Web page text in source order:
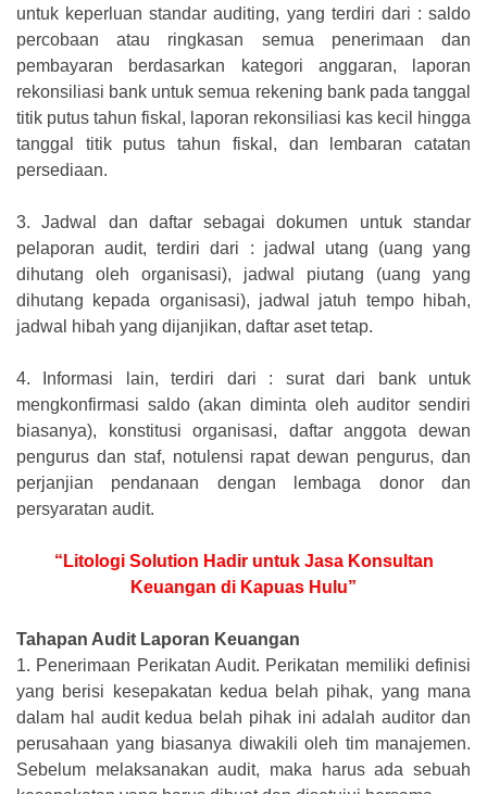
untuk keperluan standar auditing, yang terdiri dari : saldo
percobaan atau ringkasan semua penerimaan dan
pembayaran berdasarkan kategori anggaran, laporan
rekonsiliasi bank untuk semua rekening bank pada tanggal
titik putus tahun fiskal, laporan rekonsiliasi kas kecil hingga
tanggal titik putus tahun fiskal, dan lembaran catatan
persediaan.
3.
Jadwal dan daftar sebagai dokumen untuk standar
pelaporan audit, terdiri dari : jadwal utang (uang yang
dihutang oleh organisasi), jadwal piutang (uang yang
dihutang kepada organisasi), jadwal jatuh tempo hibah,
jadwal hibah yang dijanjikan, daftar aset tetap.
4.
Informasi lain, terdiri dari : surat dari bank untuk
mengkonfirmasi saldo (akan diminta oleh auditor sendiri
biasanya), konstitusi organisasi, daftar anggota dewan
pengurus dan staf, notulensi rapat dewan pengurus, dan
perjanjian pendanaan dengan lembaga donor dan
persyaratan audit.
“Litologi Solution Hadir untuk Jasa Konsultan
Keuangan di Kapuas Hulu”
Tahapan Audit Laporan Keuangan
1. Penerimaan Perikatan Audit. Perikatan memiliki definisi
yang berisi kesepakatan kedua belah pihak, yang mana
dalam hal audit kedua belah pihak ini adalah auditor dan
perusahaan yang biasanya diwakili oleh tim manajemen.
Sebelum melaksanakan audit, maka harus ada sebuah